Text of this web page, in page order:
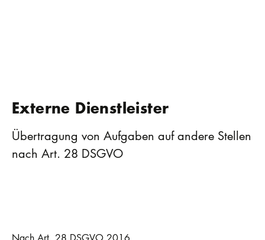
Externe Dienstleister
Übertragung von Aufgaben auf andere Stellen
nach Art. 28 DSGVO